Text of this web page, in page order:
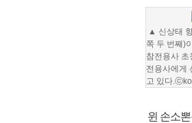
▲ 신상태
쪽 두 번째)
참전용사 초
전용사에게
고 있다
윈 손소